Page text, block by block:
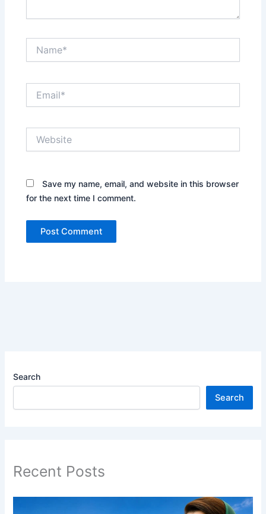
Save my name, email, and website in this browser
for the next time I comment.
Search
Search
Recent Posts